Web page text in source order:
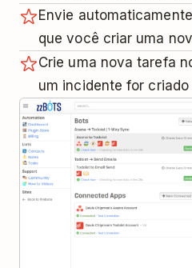
Envie
que você criar uma
Crie uma nova tarefa
um incidente for criado